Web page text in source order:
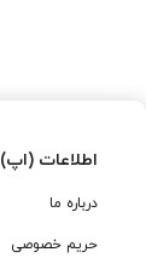
اطلاعات (اپ)
درباره ما
حریم خصوصی